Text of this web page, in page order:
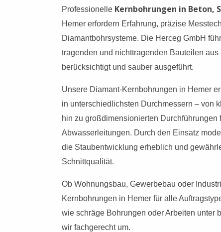
Professionelle Kernbohrungen in Beton,
Hemer erfordern Erfahrung, präzise
Diamantbohrsysteme. Die Herceg GmbH
tragenden und nichttragenden Bauteilen
berücksichtigt und sauber ausgeführt.
Unsere Diamant-Kernbohrungen in Hemer
in unterschiedlichsten Durchmessern – von
hin zu großdimensionierten Durchführungen
Abwasserleitungen. Durch den Einsatz
die Staubentwicklung erheblich und
Schnittqualität.
Ob Wohnungsbau, Gewerbebau oder
Kernbohrungen in Hemer für alle
wie schräge Bohrungen oder Arbeiten unter
wir fachgerecht um.